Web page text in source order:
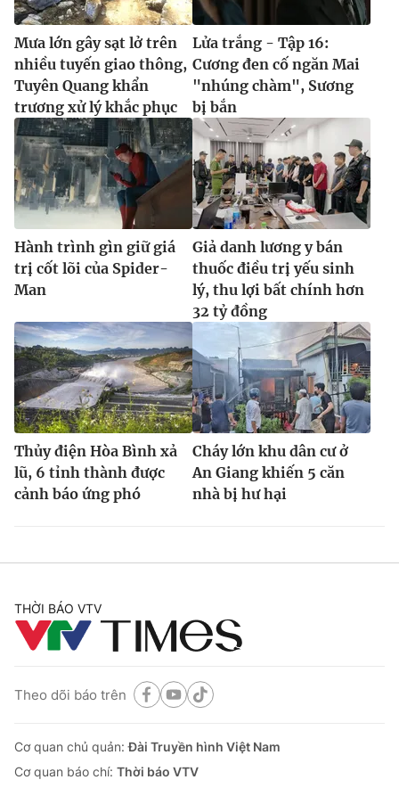
cấp ngày 29/12/2023
Tổng Biên tập:
Vũ Thanh Thủy
Phó Tổng Biên tập: Nguyễn Thị Mỹ Hạnh, Phạm Quốc Thắng,
Nguyễn Trọng Ninh
Tổng đài VTV:024.38 355 931 - 024.38 355 932
Ðiện thoại Thời báo VTV:024.66 897 897
Email:toasoan@vtv.vn
Liên hệ quảng cáo:024-7300.7108
® Cấm sao chép dưới mọi hình thức nếu không có sự chấp
thuận bằng văn bản. Ghi rõ nguồn VTV.vn khi phát hành lại
thông tin từ website này.
Mưa lớn gây sạt lở trên
nhiều tuyến giao thông,
Tuyên Quang khẩn
trương xử lý khắc phục
Lửa trắng - Tập 16:
Cương đen cố ngăn Mai
"nhúng chàm", Sương
bị bắn
Hành trình gìn giữ giá
trị cốt lõi của Spider-
Man
Giả danh lương y bán
thuốc điều trị yếu sinh
lý, thu lợi bất chính hơn
32 tỷ đồng
Thủy điện Hòa Bình xả
lũ, 6 tỉnh thành được
cảnh báo ứng phó
Cháy lớn khu dân cư ở
An Giang khiến 5 căn
nhà bị hư hại
THỜI BÁO VTV
Theo dõi báo trên
Cơ quan chủ quản:Đài Truyền hình Việt Nam
Cơ quan báo chí: Thời báo VTV